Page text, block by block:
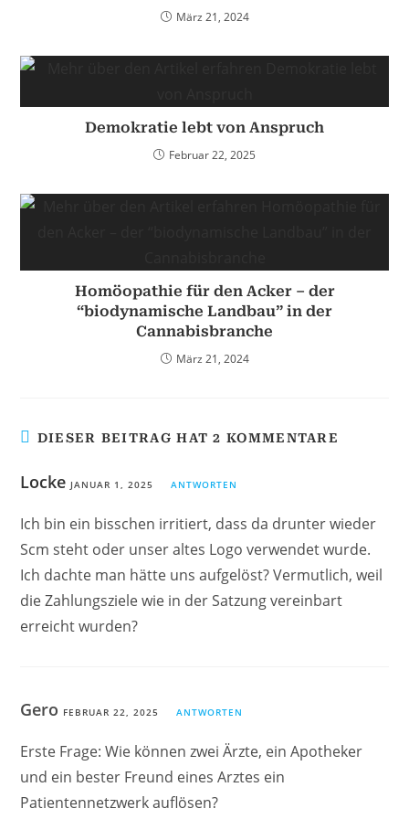
März 21, 2024
Demokratie lebt von Anspruch
Februar 22, 2025
Homöopathie für den Acker – der
“biodynamische Landbau” in der
Cannabisbranche
März 21, 2024
DIESER BEITRAG HAT 2 KOMMENTARE
Locke JANUAR 1, 2025 ANTWORTEN
Ich bin ein bisschen irritiert, dass da drunter wieder
Scm steht oder unser altes Logo verwendet wurde.
Ich dachte man hätte uns aufgelöst? Vermutlich, weil
die Zahlungsziele wie in der Satzung vereinbart
erreicht wurden?
Gero FEBRUAR 22, 2025 ANTWORTEN
Erste Frage: Wie können zwei Ärzte, ein Apotheker
und ein bester Freund eines Arztes ein
Patientennetzwerk auflösen?